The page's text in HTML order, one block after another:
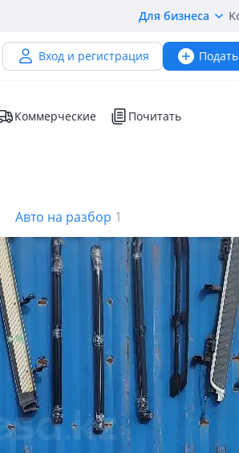
Для бизнеса
Вход и регистрация
Коммерческие Почитать
Авто на разбор 1